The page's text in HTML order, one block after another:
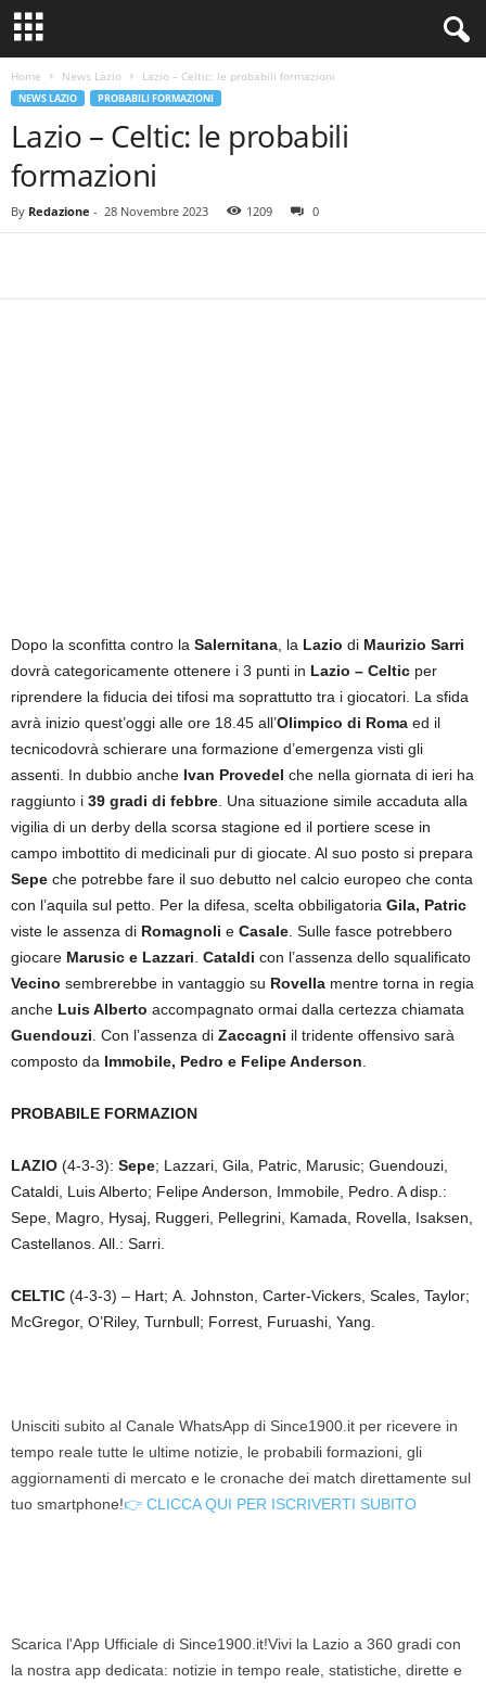
Home News Lazio Lazio – Celtic: le probabili formazioni
NEWS LAZIO PROBABILI FORMAZIONI
Lazio – Celtic: le probabili
formazioni
By Redazione - 28 Novembre 2023 1209 0
Dopo la sconfitta contro la Salernitana , la Lazio di Maurizio Sarri
dovrà categoricamente ottenere i 3 punti in Lazio – Celtic per
riprendere la fiducia dei tifosi ma soprattutto tra i giocatori. La sfida
avrà inizio quest’oggi alle ore 18.45 all’Olimpico di Roma ed il
tecnicodovrà schierare una formazione d’emergenza visti gli
assenti. In dubbio anche Ivan Provedel che nella giornata di ieri ha
raggiunto i 39 gradi di febbre . Una situazione simile accaduta alla
vigilia di un derby della scorsa stagione ed il portiere scese in
campo imbottito di medicinali pur di giocate. Al suo posto si prepara
Sepe che potrebbe fare il suo debutto nel calcio europeo che conta
con l’aquila sul petto. Per la difesa, scelta obbiligatoria Gila, Patric
viste le assenza di Romagnoli e Casale . Sulle fasce potrebbero
giocare Marusic e Lazzari Cataldi con l’assenza dello squalificato
Vecino sembrerebbe in vantaggio su Rovella mentre torna in regia
anche Luis Alberto accompagnato ormai dalla certezza chiamata
Guendouzi . Con l’assenza di Zaccagni il tridente offensivo sarà
composto da Immobile, Pedro e Felipe Anderson
PROBABILE FORMAZION
LAZIO (4-3-3): Sepe; Lazzari, Gila, Patric, Marusic; Guendouzi,
Cataldi, Luis Alberto; Felipe Anderson, Immobile, Pedro. A disp.:
Sepe, Magro, Hysaj, Ruggeri, Pellegrini, Kamada, Rovella, Isaksen,
Castellanos. All.: Sarri.
CELTIC (4-3-3) – Hart; A. Johnston, Carter-Vickers, Scales, Taylor;
McGregor, O’Riley, Turnbull; Forrest, Furuashi, Yang.
Unisciti subito al Canale WhatsApp di Since1900.it per ricevere in
tempo reale tutte le ultime notizie, le probabili formazioni, gli
aggiornamenti di mercato e le cronache dei match direttamente sul
tuo smartphone!👉 CLICCA QUI PER ISCRIVERTI SUBITO
Scarica l'App Ufficiale di Since1900.it!Vivi la Lazio a 360 gradi con
la nostra app dedicata: notizie in tempo reale, statistiche, dirette e